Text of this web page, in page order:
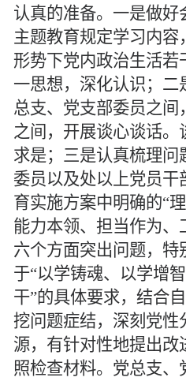
认真的准备。一是做好
主题教育规定学习内
形势下党内政治生活若
一思想，深化认识；二
总支、党支部委员之间
之间，开展谈心谈话
求是；三是认真梳理问
委员以及处以上党员干
育实施方案中明确的“
能力本领、担当作为、
六个方面突出问题，特
于“以学铸魂、以学增
干”的具体要求，结合
挖问题症结，深刻党性
源，有针对性地提出改
照检查材料。党总支、